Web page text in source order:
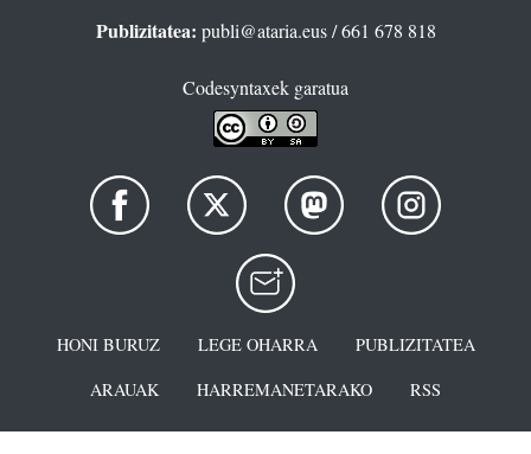
Publizitatea: publi@ataria.eus/ 661 678 818
Codesyntaxek garatua
HONI BURUZ LEGE OHARRA
PUBLIZITATEA
ARAUAK
HARREMANETARAKO RSS